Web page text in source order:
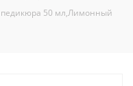
50 мл,Лимонный